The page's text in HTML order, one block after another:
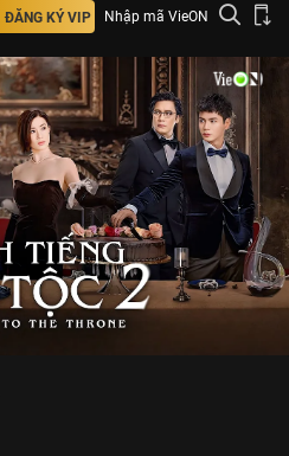
ĐĂNG KÝ VIP Nhập mã VieON